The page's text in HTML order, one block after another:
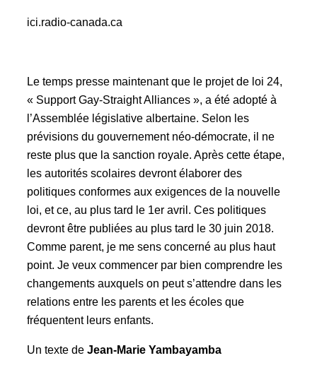
ici.radio-canada.ca
Le temps presse maintenant que le projet de loi 24,
« Support Gay-Straight Alliances », a été adopté à
l’Assemblée législative albertaine. Selon les
prévisions du gouvernement néo-démocrate, il ne
reste plus que la sanction royale. Après cette étape,
les autorités scolaires devront élaborer des
politiques conformes aux exigences de la nouvelle
loi, et ce, au plus tard le 1er avril. Ces politiques
devront être publiées au plus tard le 30 juin 2018.
Comme parent, je me sens concerné au plus haut
point. Je veux commencer par bien comprendre les
changements auxquels on peut s’attendre dans les
relations entre les parents et les écoles que
fréquentent leurs enfants.
Un texte de Jean-Marie Yambayamba